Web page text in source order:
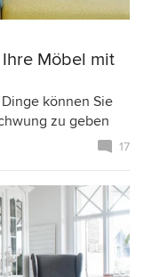
Möbel mit
können Sie
zu geben
17